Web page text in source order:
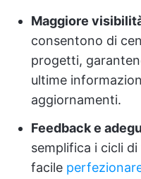
Maggiore
consentono di
progetti,
ultime
aggiornamenti.
Feedback e
semplifica i cicli
facile